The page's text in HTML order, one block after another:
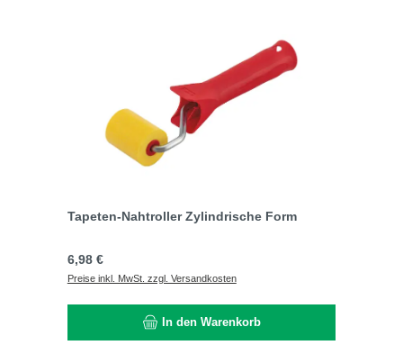
Tapeten-Nahtroller Zylindrische Form
Regulärer Preis:
6,98 €
Preise inkl. MwSt. zzgl. Versandkosten
In den Warenkorb